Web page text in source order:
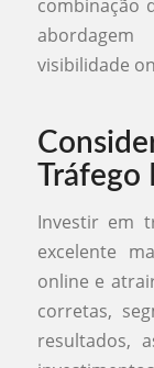
combinação
visibilidade
Tráfego
Investir em
excelente
online e
corretas,
resultados,